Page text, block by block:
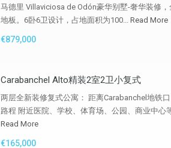
马德里 Villaviciosa de Odón豪华别墅-奢华装修，
地板。6卧6卫设计，占地面积为100... Read More
€879,000
Carabanchel Alto精装2室2卫小复式
两层全新装修复式公寓： 距离Carabanchel地铁
路程 附近医院、学校、体育场、公园、商业中心
Read More
€165,000